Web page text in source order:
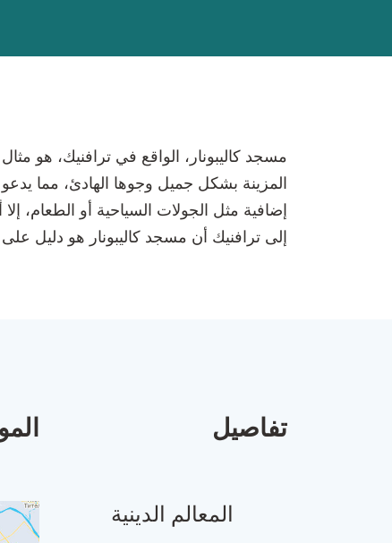
مسجد كاليبونار، الواقع في ترافنيك، هو
المزينة بشكل جميل وجوها الهادئ، مما
إضافية مثل الجولات السياحية أو الطعام،
إلى ترافنيك أن مسجد كاليبونار هو دليل على
تفاصيل
المعالم الدينية